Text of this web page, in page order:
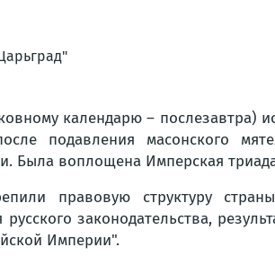
календарю – послезавтра)
подавления масонского
Была воплощена Имперская
правовую структуру
законодательства,
Империи".